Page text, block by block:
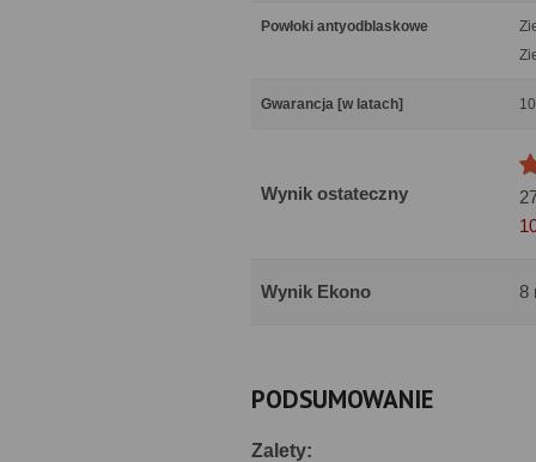
Powłoki antyodblaskowe
Gwarancja [w latach] 10
Wynik ostateczny
Wynik Ekono 8
PODSUMOWANIE
Zalety: